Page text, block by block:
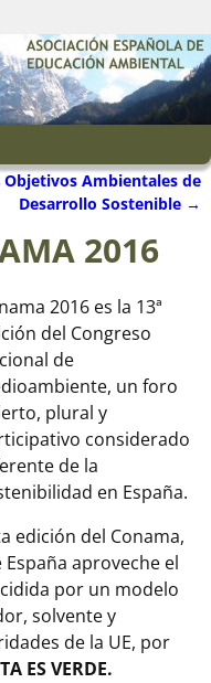
Objetivos Ambientales de
Desarrollo Sostenible →
2016
2016 es la 13ª
del Congreso
de
un foro
plural y
considerado
de la
en España.
edición del Conama,
aproveche el
por un modelo
solvente y
de la UE, por
ES VERDE.